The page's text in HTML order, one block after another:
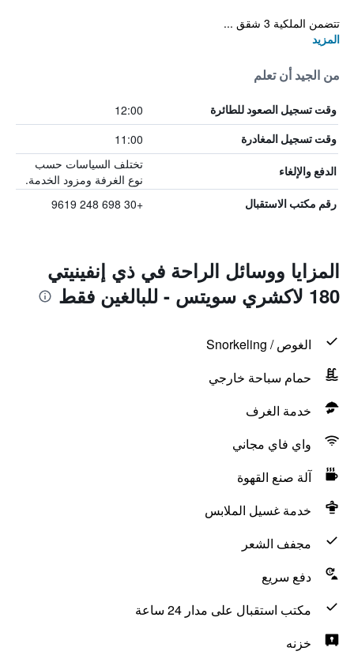
تتضمن الملكية 3 شقق ...
المزيد
من الجيد أن تعلم
وقت تسجيل الصعود للطائرة 12:00
وقت تسجيل المغادرة 11:00
الدفع والإلغاء
تختلف السياسات حسب
نوع الغرفة ومزود الخدمة.
رقم مكتب الاستقبال +30 698 248 9619
المزايا ووسائل الراحة في ذي إنفينيتي
180 لاكشري سويتس - للبالغين فقط
الغوص / Snorkeling
حمام سباحة خارجي
خدمة الغرف
واي فاي مجاني
آلة صنع القهوة
خدمة غسيل الملابس
مجفف الشعر
دفع سريع
مكتب استقبال على مدار 24 ساعة
خزنه